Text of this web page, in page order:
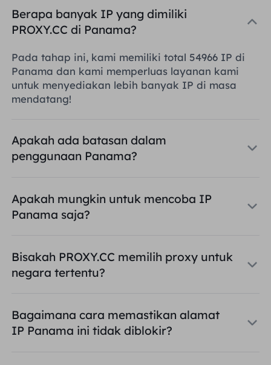
Berapa banyak IP yang dimiliki
PROXY.CC di Panama?
Pada tahap ini, kami memiliki total 54966 IP di
Panama dan kami memperluas layanan kami
untuk menyediakan lebih banyak IP di masa
mendatang!
Apakah ada batasan dalam
penggunaan Panama?
Apakah mungkin untuk mencoba IP
Panama saja?
Bisakah PROXY.CC memilih proxy untuk
negara tertentu?
Bagaimana cara memastikan alamat
IP Panama ini tidak diblokir?